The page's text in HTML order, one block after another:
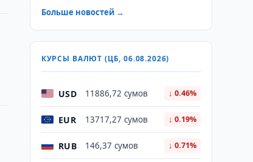
Больше новостей →
КУРСЫ ВАЛЮТ (ЦБ, 06.08.2026)
USD 11886,72 сумов ↓ 0.46%
EUR 13717,27 сумов ↓ 0.19%
RUB 146,37 сумов ↓ 0.71%